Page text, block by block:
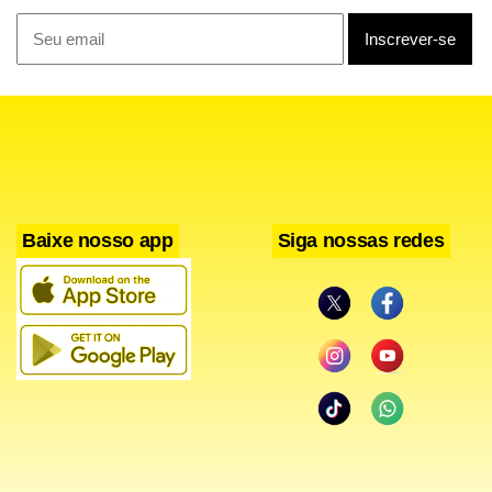
mudanças na realidade daquela comunidade”.
áreas que poderemos seguir, além do aprendizado prático
com relação à saúde da comunidade”.
Leia também
PCDF desmantela quadrilha de estelionatários que
aplicava golpes de falsa portabilidade de empréstimos
Baixe nosso app Siga nossas redes